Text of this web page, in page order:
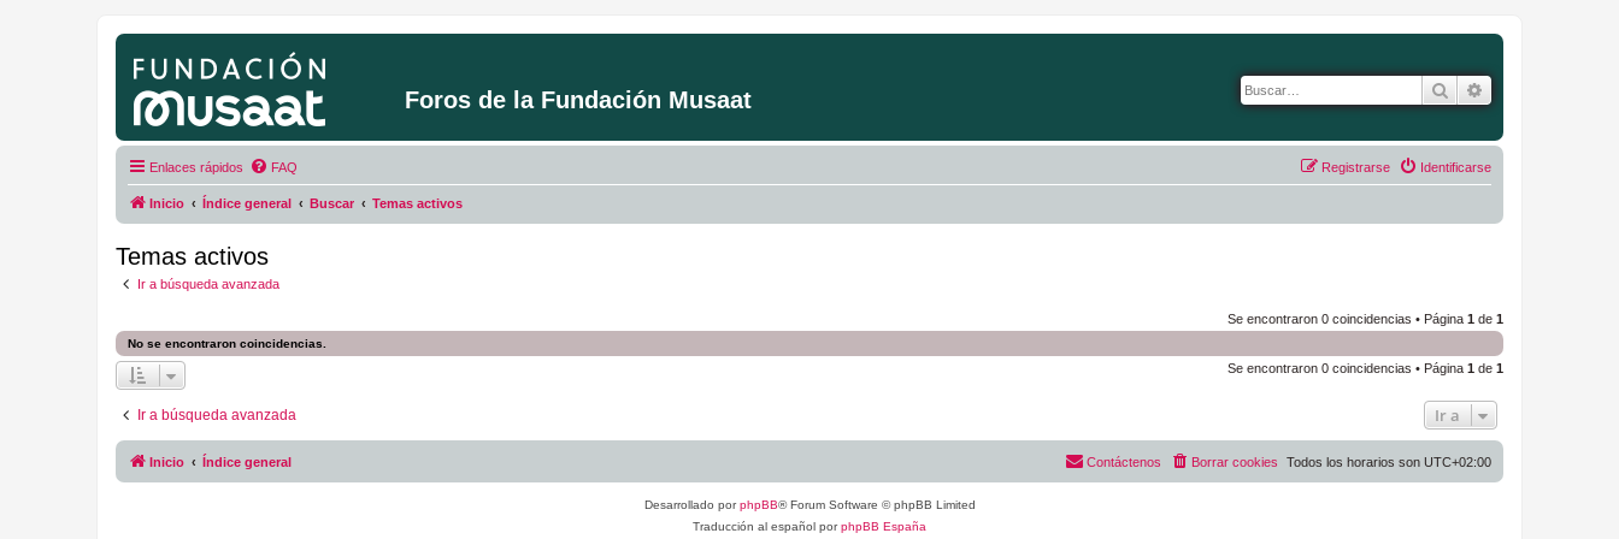
Foros de la Fundación Musaat Buscar
Enlaces rápidos FAQ Identificarse
Registrarse
Inicio Índice general Buscar Temas activos
Temas activos
Ir a búsqueda avanzada
Se encontraron 0 coincidencias • Página 1 de 1
No se encontraron coincidencias.
Se encontraron 0 coincidencias • Página 1 de 1
Ir a búsqueda avanzada Ir a
Inicio Índice general Todos los horarios son UTC+02:00
Borrar cookies
Contáctenos
Desarrollado porphpBB® Forum Software © phpBB Limited
Traducción al español porphpBB España